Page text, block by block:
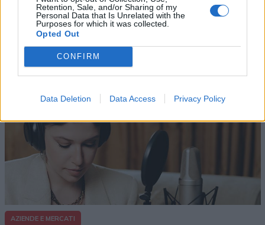
Retention, Sale, and/or Sharing of my
Personal Data that Is Unrelated with the
Purposes for which it was collected.
Opted Out
CONFIRM
Data Deletion Data Access Privacy Policy
Altri articoli che potrebbero piacerti
AZIENDE E MERCATI